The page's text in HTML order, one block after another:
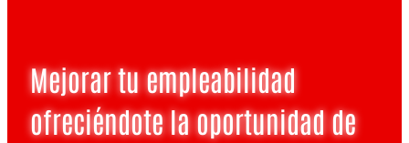
Mejorar tu empleabilidad
ofreciéndote la oportunidad de